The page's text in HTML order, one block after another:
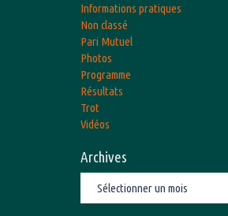
Informations pratiques
Non classé
Pari Mutuel
Photos
Programme
Résultats
Trot
Vidéos
Archives